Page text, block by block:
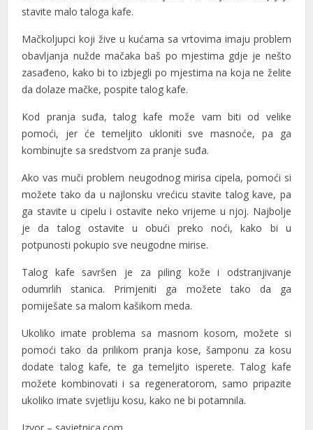
stavite malo taloga kafe.
Mačkoljupci koji žive u kućama sa vrtovima imaju problem
obavljanja nužde mačaka baš po mjestima gdje je nešto
zasađeno, kako bi to izbjegli po mjestima na koja ne želite
da dolaze mačke, pospite talog kafe.
Kod pranja suđa, talog kafe može vam biti od velike
pomoći, jer će temeljito ukloniti sve masnoće, pa ga
kombinujte sa sredstvom za pranje suđa.
Ako vas muči problem neugodnog mirisa cipela, pomoći si
možete tako da u najlonsku vrećicu stavite talog kave, pa
ga stavite u cipelu i ostavite neko vrijeme u njoj. Najbolje
je da talog ostavite u obući preko noći, kako bi u
potpunosti pokupio sve neugodne mirise.
Talog kafe savršen je za piling kože i odstranjivanje
odumrlih stanica. Primjeniti ga možete tako da ga
pomiješate sa malom kašikom meda.
Ukoliko imate problema sa masnom kosom, možete si
pomoći tako da prilikom pranja kose, šamponu za kosu
dodate talog kafe, te ga temeljito isperete. Talog kafe
možete kombinovati i sa regeneratorom, samo pripazite
ukoliko imate svjetliju kosu, kako ne bi potamnila.